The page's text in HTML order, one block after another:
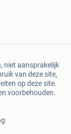
niet aansprakelijk
van deze site,
op deze site.
voorbehouden.